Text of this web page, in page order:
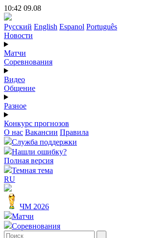
10:42 09.08
Русский English Espanol Português
Новости
Матчи
Соревнования
Видео
Общение
Разное
Конкурс прогнозов
О нас Вакансии Правила
Служба поддержки
Нашли ошибку?
Полная версия
Темная тема
RU
ЧМ 2026
Матчи
Соревнования